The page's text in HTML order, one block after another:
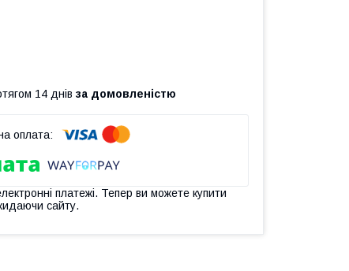
14 днів за домовленістю
платежі. Тепер ви можете купити
сайту.